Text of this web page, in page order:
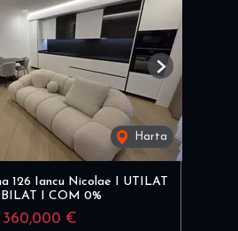
Harta
Next
126 Iancu Nicolae I UTILAT
I COM 0%
360,000 €